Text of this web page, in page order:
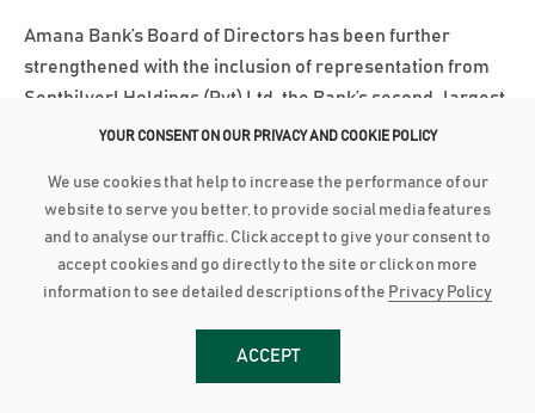
AMANA BANK ACHIEVES BBB+ INVESTMENT GRADE RATING
Amana Bank’s Board of Directors has been further
strengthened with the inclusion of representation from
Senthilverl Holdings (Pvt) Ltd, the Bank’s second-largest
shareholder. Founded by renowned high-net-worth
Senthilverl Holdings (Pvt)...
වැඩි විස්තර
YOUR CONSENT ON OUR PRIVACY AND COOKIE POLICY
We use cookies that help to increase the performance of our
website to serve you better, to provide social media features
and to analyse our traffic. Click accept to give your consent to
accept cookies and go directly to the site or click on more
information to see detailed descriptions of the Privacy Policy
ACCEPT